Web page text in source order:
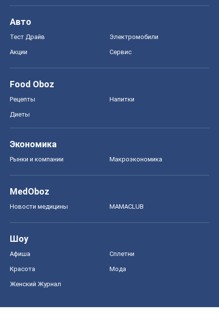
Авто
Тест Драйв Электромобили
Акции Сервис
Food Oboz
Рецепты Напитки
Диеты
Экономика
Рынки и компании Mакроэкономика
MedOboz
Новости медицины MAMACLUB
Шоу
Афиша Сплетни
Красота Мода
Женский Журнал